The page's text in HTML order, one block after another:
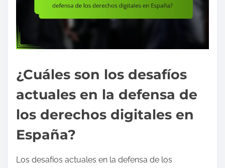
¿Cuáles son los desafíos
actuales en la defensa de
los derechos digitales en
España?
Los desafíos actuales en la defensa de los